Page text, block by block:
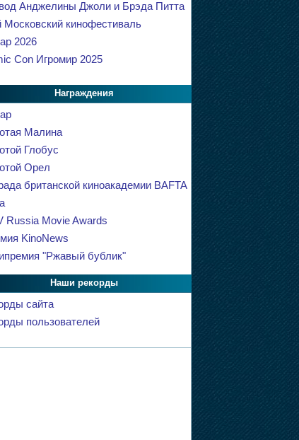
Анджелины Джоли и Брэда Питта
Московский кинофестиваль
2026
Con Игромир 2025
Награждения
Малина
Глобус
Орел
британской киноакадемии BAFTA
Russia Movie Awards
KinoNews
"Ржавый бублик"
Наши рекорды
сайта
пользователей